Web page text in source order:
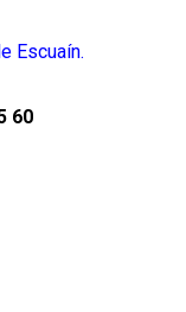
Escuaín.
60